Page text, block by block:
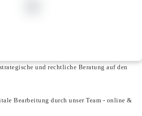
und rechtliche Beratung auf den
Bearbeitung durch unser Team - online &